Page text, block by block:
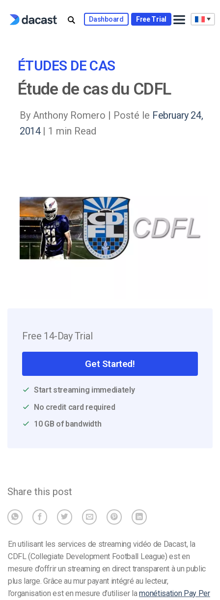
Dashboard Free Trial
ÉTUDES DE CAS
Étude de cas du CDFL
By Anthony Romero | Posté le February 24,
2014| 1 min Read
Free 14-Day Trial
Get Started!
Start streaming immediately
No credit card required
10 GB of bandwidth
Share this post
En utilisant les services de streaming vidéo de Dacast, la
CDFL (Collegiate Development Football League) est en
mesure d’offrir un streaming en direct transparent à un public
plus large. Grâce au mur payant intégré au lecteur,
l’organisation est en mesure d’utiliser lamonétisation Pay Per